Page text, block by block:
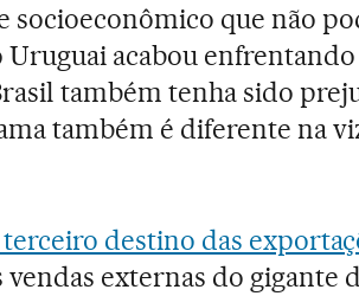
socioeconômico que não
Uruguai acabou
também tenha sido
também é diferente na
destino das
vendas externas do gigante